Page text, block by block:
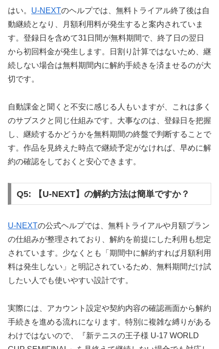
はい。 U-NEXTのヘルプでは、無料トライアル終了後は自
動継続となり、月額利用料が発生すると案内されていま
す。登録日を含めて31日間が無料期間で、終了日の翌日
から初回料金が発生します。日割り計算ではないため、継
続しない場合は無料期間内に解約手続きを済ませるのが大
切です。
自動課金と聞くと不安に感じる人もいますが、これは多く
のサブスクと同じ仕組みです。大事なのは、登録日を把握
し、継続するかどうかを無料期間の終盤で判断することで
す。作品を見終えた時点で継続予定がなければ、早めに解
約の確認をしておくと安心できます。
Q5: 【U-NEXT】の解約方法は簡単ですか？
U-NEXTの公式ヘルプでは、無料トライアルや月額プラン
の仕組みが整理されており、解約を前提にした利用も想定
されています。少なくとも「期間中に解約すれば月額利用
料は発生しない」と明記されているため、無料期間だけ試
したい人でも使いやすい設計です。
実際には、アカウント設定や契約内容の確認画面から解約
手続きを進める流れになります。特別に複雑な縛りがある
わけではないので、『新テニスの王子様 U-17 WORLD